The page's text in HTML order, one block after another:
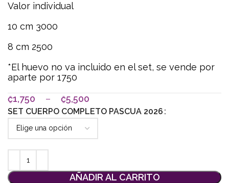
Valor individual
10 cm 3000
8 cm 2500
*El huevo no va incluido en el set, se vende por
aparte por 1750
₡1,750 – ₡5,500
SET CUERPO COMPLETO PASCUA 2026
AÑADIR AL CARRITO